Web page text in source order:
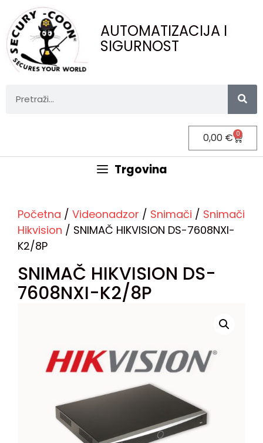
AUTOMATIZACIJA I
SIGURNOST
0,00 € 0
Trgovina
Početna / Videonadzor / Snimači / Snimači
Hikvision / SNIMAČ HIKVISION DS-7608NXI-
K2/8P
SNIMAČ HIKVISION DS-
7608NXI-K2/8P